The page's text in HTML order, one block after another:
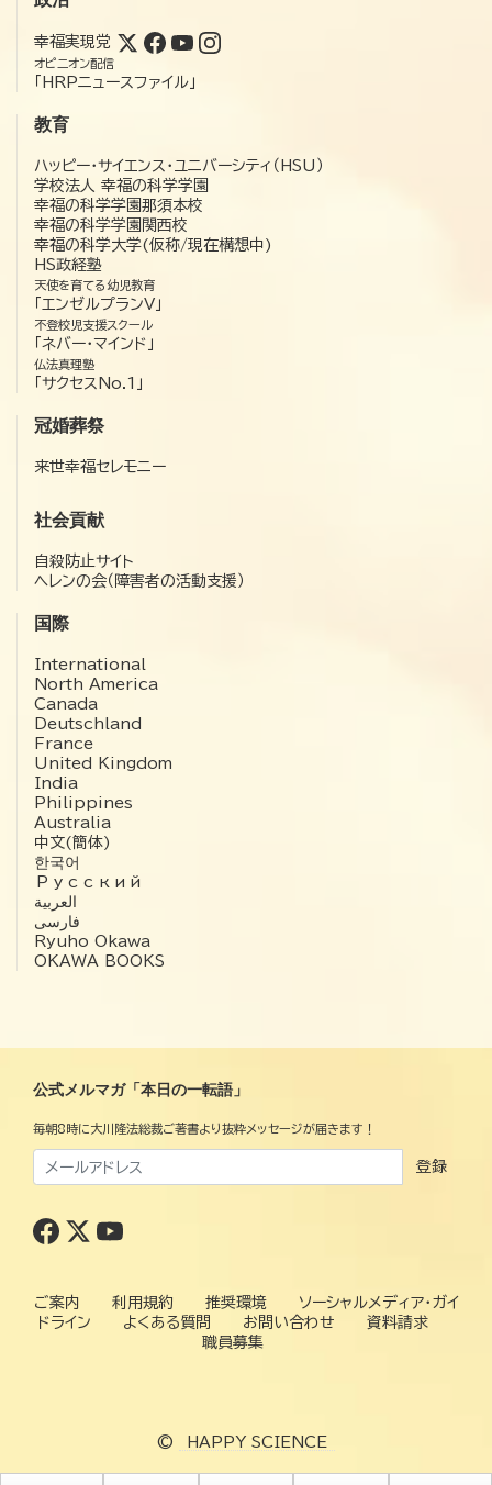
幸福実現党
オピニオン配信
「HRPニュースファイル」
教育
ハッピー・サイエンス・ユニバーシティ（HSU）
学校法人 幸福の科学学園
幸福の科学学園那須本校
幸福の科学学園関西校
幸福の科学大学(仮称/現在構想中)
HS政経塾
天使を育てる幼児教育
「エンゼルプランV」
不登校児支援スクール
「ネバー・マインド」
仏法真理塾
「サクセスNo.1」
冠婚葬祭
来世幸福セレモニー
社会貢献
自殺防止サイト
ヘレンの会（障害者の活動支援）
国際
International
North America
Canada
Deutschland
France
United Kingdom
India
Philippines
Australia
中文(簡体)
한국어
Русский
العربية‏
فارسی
Ryuho Okawa
OKAWA BOOKS
公式メルマガ「本日の一転語」
毎朝8時に大川隆法総裁ご著書より抜粋メッセージが届きます！
登録
ご案内 利用規約 推奨環境
ソーシャルメディア・ガイ
ドライン
よくある質問 お問い合わせ
資料請求
職員募集
© HAPPY SCIENCE